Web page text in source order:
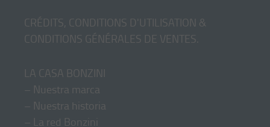
CRÉDITS, CONDITIONS D'UTILISATION &
CONDITIONS GÉNÉRALES DE VENTES
LA CASA BONZINI
– Nuestra marca
– Nuestra historia
– La red Bonzini